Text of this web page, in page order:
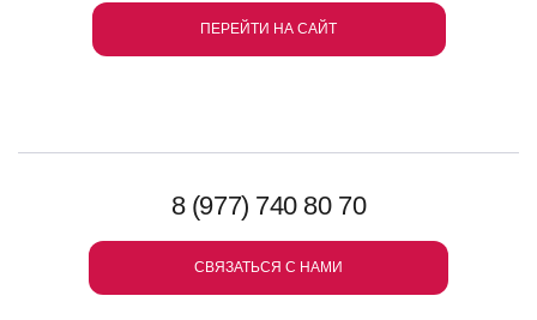
ПЕРЕЙТИ НА САЙТ
8 (977) 740 80 70
СВЯЗАТЬСЯ С НАМИ